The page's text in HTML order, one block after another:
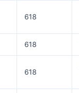
618
618
618